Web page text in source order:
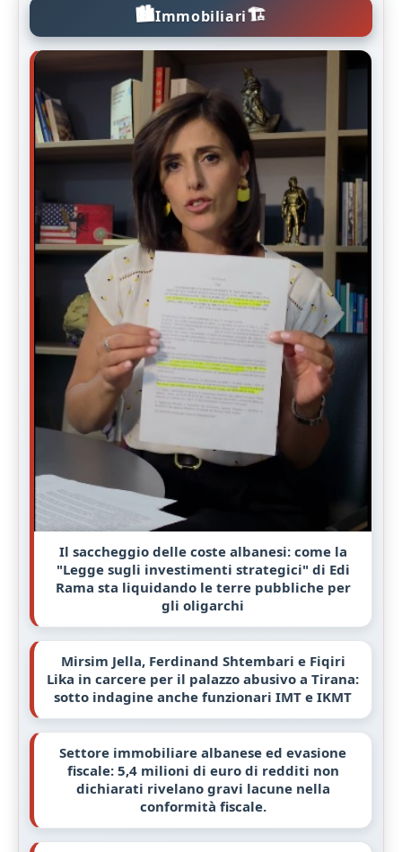
🏙️Immobiliari🏗️
Il saccheggio delle coste albanesi: come la
"Legge sugli investimenti strategici" di Edi
Rama sta liquidando le terre pubbliche per
gli oligarchi
Mirsim Jella, Ferdinand Shtembari e Fiqiri
Lika in carcere per il palazzo abusivo a Tirana:
sotto indagine anche funzionari IMT e IKMT
Settore immobiliare albanese ed evasione
fiscale: 5,4 milioni di euro di redditi non
dichiarati rivelano gravi lacune nella
conformità fiscale.